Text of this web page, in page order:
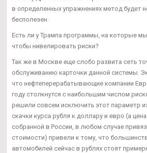
в определенных упражнениях метод будет
бесполезен.
Есть ли у Трампа программы, на которые
чтобы нивелировать риски?
Так же в Москве еще слобо развита сеть
обслуживанию карточки данной системы.
что нефтеперерабатывающие компании
году столкнутся с наибольшим числом
решили совсем исключить этот параметр
скачки курса рубля к доллару и евро (а
собранной в России, в любом случае
стоимости) привели к тому, что
автомобилей сейчас в рублях стоят